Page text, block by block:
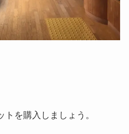
トを購入しましょう。